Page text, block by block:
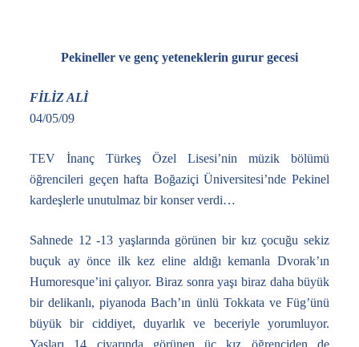
Pekineller ve genç yeteneklerin gurur gecesi
FİLİZ ALİ
04/05/09
TEV İnanç Türkeş Özel Lisesi’nin müzik bölümü
öğrencileri geçen hafta Boğaziçi Üniversitesi’nde Pekinel
kardeşlerle unutulmaz bir konser verdi…
Sahnede 12 -13 yaşlarında görünen bir kız çocuğu sekiz
buçuk ay önce ilk kez eline aldığı kemanla Dvorak’ın
Humoresque’ini çalıyor. Biraz sonra yaşı biraz daha büyük
bir delikanlı, piyanoda Bach’ın ünlü Tokkata ve Füg’ünü
büyük bir ciddiyet, duyarlık ve beceriyle yorumluyor.
Yaşları 14 civarında görünen üç kız öğrenciden de